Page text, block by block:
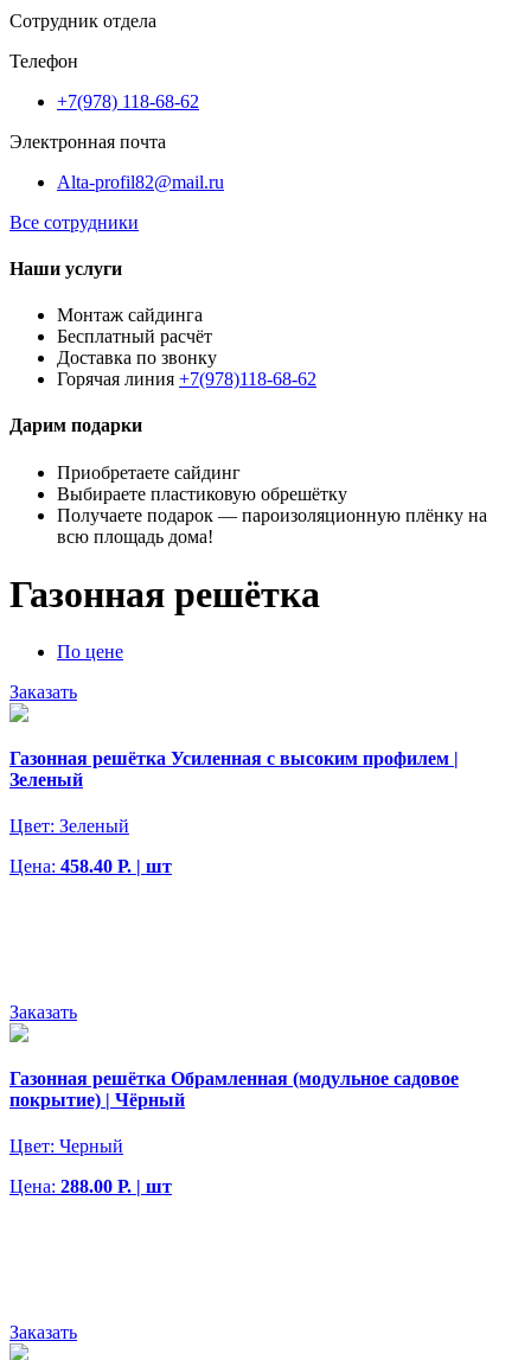
Сотрудник отдела
Телефон
+7(978) 118-68-62
Электронная почта
Alta-profil82@mail.ru
Все сотрудники
Наши услуги
Монтаж сайдинга
Бесплатный расчёт
Доставка по звонку
Горячая линия +7(978)118-68-62
Дарим подарки
Приобретаете сайдинг
Выбираете пластиковую обрешётку
Получаете подарок — пароизоляционную плёнку на
всю площадь дома!
Газонная решётка
По цене
Заказать
Газонная решётка Усиленная с высоким профилем |
Зеленый
Цвет: Зеленый
Цена: 458.40 Р. | шт
Заказать
Газонная решётка Обрамленная (модульное садовое
покрытие) | Чёрный
Цвет: Черный
Цена: 288.00 Р. | шт
Заказать